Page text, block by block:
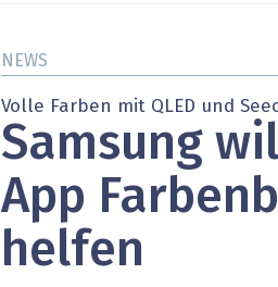
Studien
Meinungen
Hands-on
Best
SAP
NEWS
Volle Farben mit QLED und
Samsung
App
helfen